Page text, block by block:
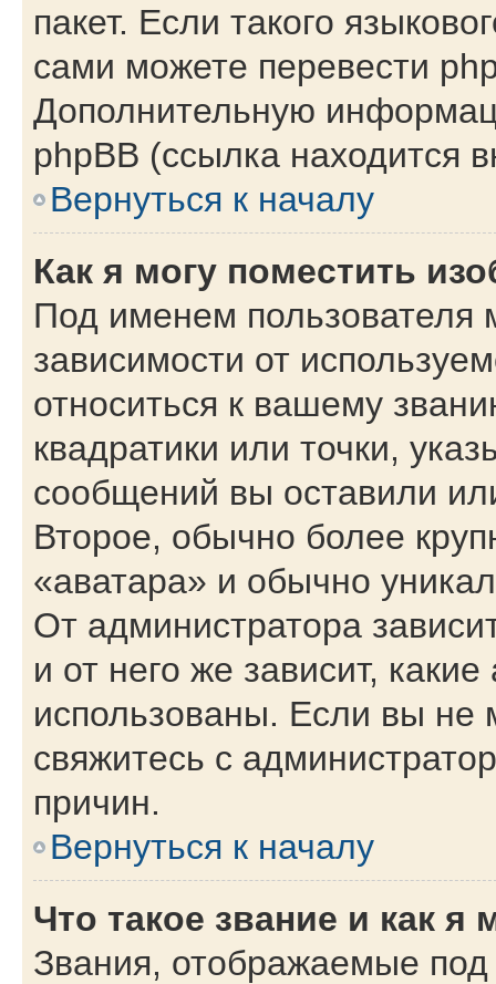
пакет. Если такого
сами можете перевести
Дополнительную
phpBB (ссылка находится
Вернуться к началу
Как я могу поместить
Под именем пользователя
зависимости от
относиться к вашему
квадратики или точки,
сообщений вы оставили
Второе, обычно более
«аватара» и обычно
От администратора
и от него же зависит,
использованы. Если вы не
свяжитесь с
причин.
Вернуться к началу
Что такое звание и как я
Звания, отображаемые